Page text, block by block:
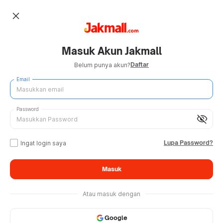
close
Masuk Akun Jakmall
Belum punya akun?Daftar
Email
visibility_off
Password
Ingat login saya Lupa Password?
Masuk
Atau masuk dengan
Google